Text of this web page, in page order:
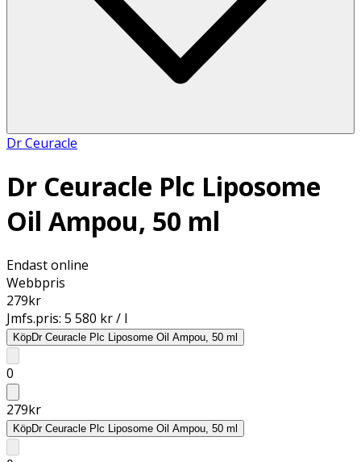
Dr Ceuracle
Dr Ceuracle Plc Liposome
Oil Ampou, 50 ml
Endast online
Webbpris
279kr
Jmfs.pris: 5 580 kr / l
KöpDr Ceuracle Plc Liposome Oil Ampou, 50 ml
0
279kr
KöpDr Ceuracle Plc Liposome Oil Ampou, 50 ml